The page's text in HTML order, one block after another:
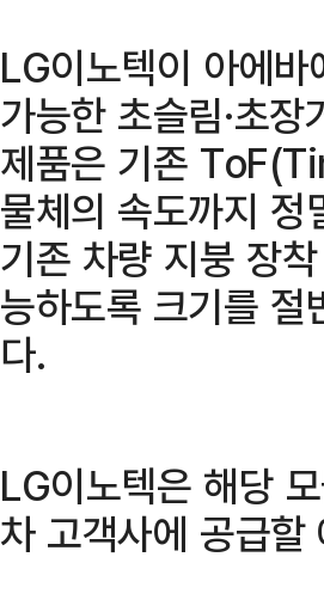
LG이노텍이 아에
가능한 초슬림·초
제품은 기존
물체의 속도까지
기존 차량 지붕 장
능하도록 크기를
다.
LG이노텍은 해당
차 고객사에 공급할